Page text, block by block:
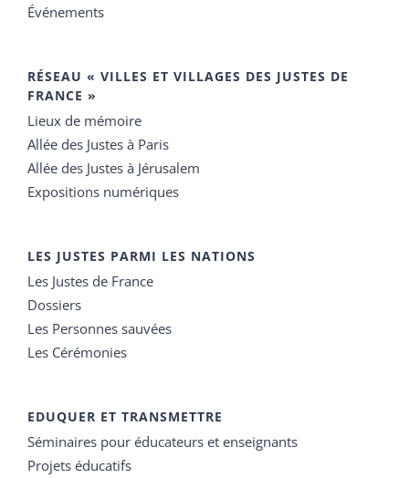
Événements
RÉSEAU « VILLES ET VILLAGES DES JUSTES DE
FRANCE »
Lieux de mémoire
Allée des Justes à Paris
Allée des Justes à Jérusalem
Expositions numériques
LES JUSTES PARMI LES NATIONS
Les Justes de France
Dossiers
Les Personnes sauvées
Les Cérémonies
EDUQUER ET TRANSMETTRE
Séminaires pour éducateurs et enseignants
Projets éducatifs